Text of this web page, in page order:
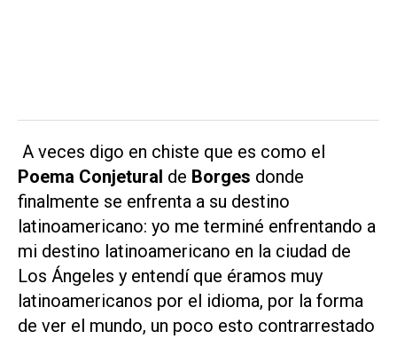
A veces digo en chiste que es como el
Poema Conjetural de Borges donde
finalmente se enfrenta a su destino
latinoamericano: yo me terminé enfrentando a
mi destino latinoamericano en la ciudad de
Los Ángeles y entendí que éramos muy
latinoamericanos por el idioma, por la forma
de ver el mundo, un poco esto contrarrestado